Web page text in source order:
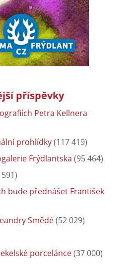
příspěvky
Petra Kellnera
prohlídky(117 419)
Frýdlantska (95 464)
bude přednášet František
Smědé(52 029)
porcelánce(37 000)